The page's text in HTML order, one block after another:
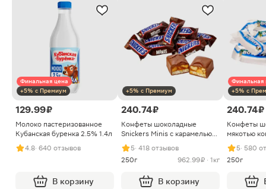
Финальная цена
+5% с Премиум
129.99 ₽
Молоко пастеризованное
Кубанская буренка 2.5% 1.4л
4.8· 640 отзывов
В корзину
+5% с Премиум
240.74 ₽
Конфеты шоколадные
Snickers Minis с карамелью
арахисом и нугой
5· 418 отзывов
250г
962.99 ₽ · 1кг
В корзину
Финальная
+5% с
240.74 ₽
Конфеты
мякотью
5· 580
250г